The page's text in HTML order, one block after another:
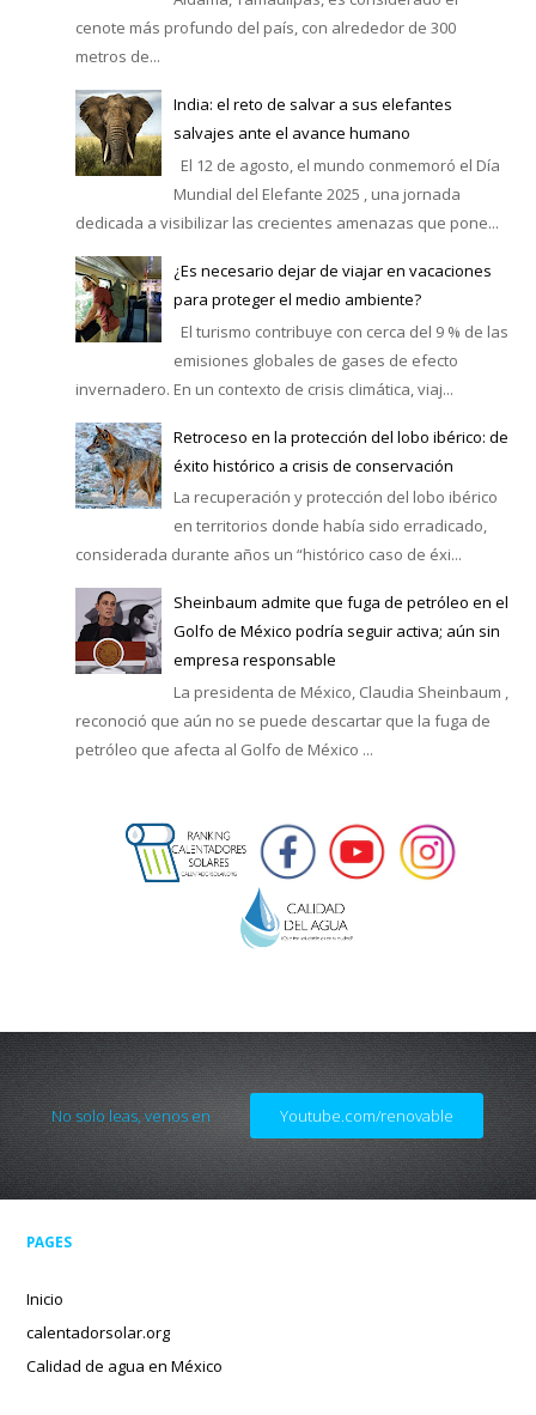
cenote más profundo del país, con alrededor de 300
metros de...
India: el reto de salvar a sus elefantes
salvajes ante el avance humano
El 12 de agosto, el mundo conmemoró el Día
Mundial del Elefante 2025 , una jornada
dedicada a visibilizar las crecientes amenazas que pone...
¿Es necesario dejar de viajar en vacaciones
para proteger el medio ambiente?
El turismo contribuye con cerca del 9 % de las
emisiones globales de gases de efecto
invernadero. En un contexto de crisis climática, viaj...
Retroceso en la protección del lobo ibérico: de
éxito histórico a crisis de conservación
La recuperación y protección del lobo ibérico
en territorios donde había sido erradicado,
considerada durante años un “histórico caso de éxi...
Sheinbaum admite que fuga de petróleo en el
Golfo de México podría seguir activa; aún sin
empresa responsable
La presidenta de México, Claudia Sheinbaum ,
reconoció que aún no se puede descartar que la fuga de
petróleo que afecta al Golfo de México ...
No solo leas, venos en Youtube.com/renovable
PAGES
Inicio
calentadorsolar.org
Calidad de agua en México